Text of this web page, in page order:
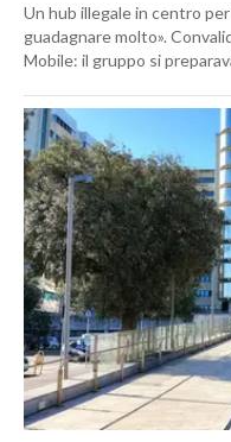
Un hub illegale in centro
guadagnare molto».
Mobile: il gruppo si